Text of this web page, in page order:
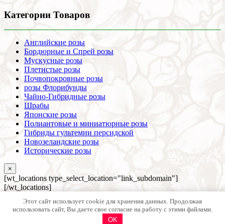
Категории Товаров
Английские розы
Бордюрные и Спрей розы
Мускусные розы
Плетистые розы
Почвопокровные розы
розы Флорибунды
Чайно-Гибридные розы
Шрабы
Японские розы
Полиантовые и миниатюрные розы
Гибриды гультемии персидской
Новозеландские розы
Исторические розы
×
[wt_locations type_select_location="link_subdomain"]
[/wt_locations]
офиса - Краснодар)
Этот сайт использует cookie для хранения данных. Продолжая
использовать сайт, Вы даете свое согласие на работу с этими файлами.
OK